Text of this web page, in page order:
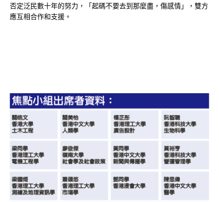
否定泛民數十年的努力，「起碼不要去到那麼盡，傷感情」，雙方
應互相合作和支援。